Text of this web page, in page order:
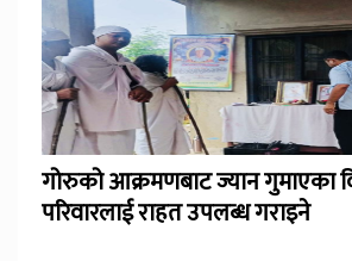
गोरुको आक्रमणबाट ज्यान गुमाएका
परिवारलाई राहत उपलब्ध गराइने